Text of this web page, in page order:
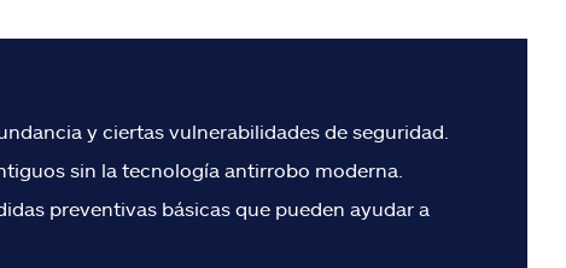
y ciertas vulnerabilidades de seguridad.
sin la tecnología antirrobo moderna.
preventivas básicas que pueden ayudar a